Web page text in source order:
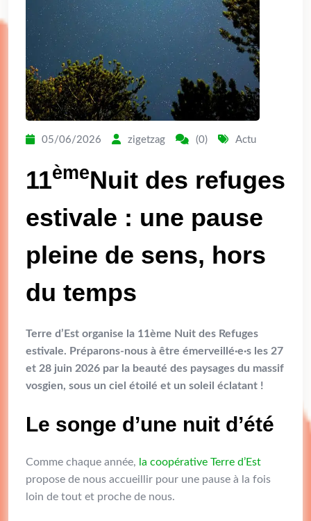
05/06/2026 zigetzag (0) Actu
11èmeNuit des refuges
estivale : une pause
pleine de sens, hors
du temps
Terre d’Est organise la 11ème Nuit des Refuges
estivale. Préparons-nous à être émerveillé·e·s les 27
et 28 juin 2026 par la beauté des paysages du massif
vosgien, sous un ciel étoilé et un soleil éclatant !
Le songe d’une nuit d’été
Comme chaque année, la coopérative Terre d’Est
propose de nous accueillir pour une pause à la fois
loin de tout et proche de nous.